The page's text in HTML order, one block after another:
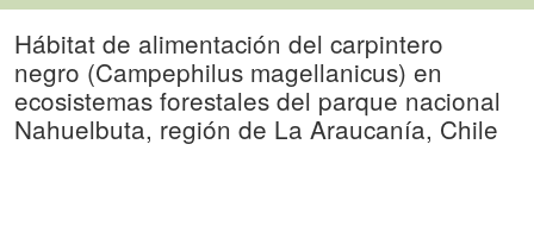
Hábitat de alimentación del carpintero
negro (Campephilus magellanicus) en
ecosistemas forestales del parque nacional
Nahuelbuta, región de La Araucanía, Chile